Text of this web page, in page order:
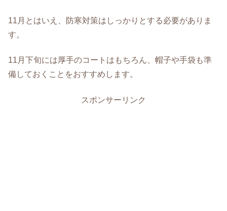
11月とはいえ、防寒対策はしっかりとする必要がありま
す。
11月下旬には厚手のコートはもちろん、帽子や手袋も準
備しておくことをおすすめします。
スポンサーリンク